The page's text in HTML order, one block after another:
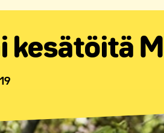
kesätöitä